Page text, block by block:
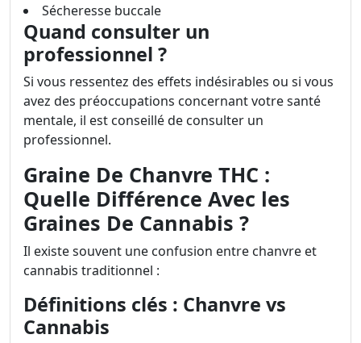
Sécheresse buccale
Quand consulter un
professionnel ?
Si vous ressentez des effets indésirables ou si vous
avez des préoccupations concernant votre santé
mentale, il est conseillé de consulter un
professionnel.
Graine De Chanvre THC :
Quelle Différence Avec les
Graines De Cannabis ?
Il existe souvent une confusion entre chanvre et
cannabis traditionnel :
Définitions clés : Chanvre vs
Cannabis